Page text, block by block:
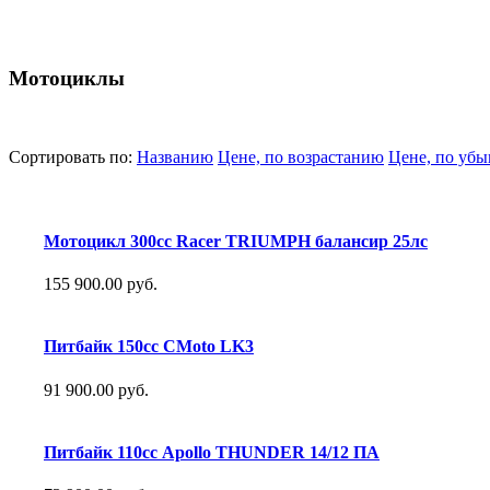
Мотоциклы
Сортировать по: Названию Цене, по возрастанию Цене, по
Мотоцикл 300сс Racer TRIUMPH балансир 25лс
155 900.00 руб.
Питбайк 150сс CMoto LK3
91 900.00 руб.
Питбайк 110сс Apollo THUNDER 14/12 ПА